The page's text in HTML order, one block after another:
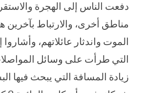
دفعت الناس إلى الهجرة
مناطق أخرى، والارتباط بآخرين
الموت واندثار عائلاتهم، وأشاروا
التي طرأت على وسائل
زيادة المسافة التي يبحث فيها